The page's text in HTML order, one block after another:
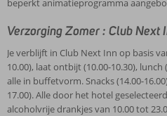
beperkt animatieprogramma
Verzorging Zomer : Club Next
Je verblijft in Club Next Inn op basis
10.00), laat ontbijt (10.00-10.30), lunch
alle in buffetvorm. Snacks (14.00-
17.00). Alle door het hotel
alcoholvrije drankjes van 10.00 tot